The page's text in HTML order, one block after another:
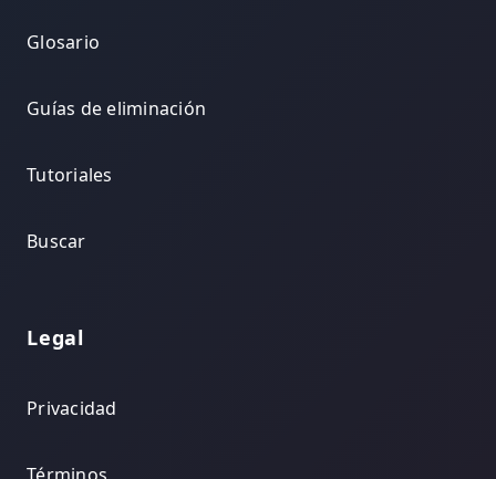
Glosario
Guías de eliminación
Tutoriales
Buscar
Legal
Privacidad